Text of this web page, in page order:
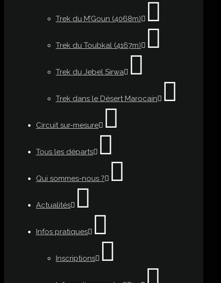
Trek du M’Goun (4068m)
Trek du Toubkal (4167m)
Trek du Jebel Sirwa
Trek dans le Désert Marocain
Circuit sur-mesure
Tous les départs
Qui sommes-nous ?
Actualités
Infos pratiques
Inscriptions